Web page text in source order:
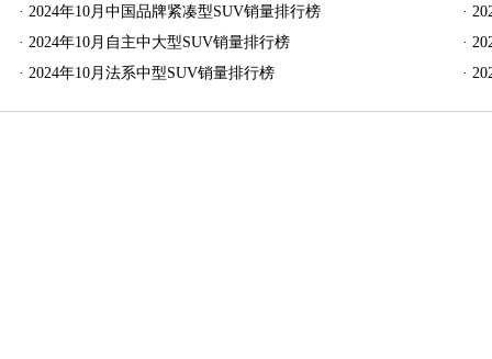
· 2024年10月中国品牌紧凑型SUV销量排行榜 ·
· 2024年10月自主中大型SUV销量排行榜 ·
· 2024年10月法系中型SUV销量排行榜 ·